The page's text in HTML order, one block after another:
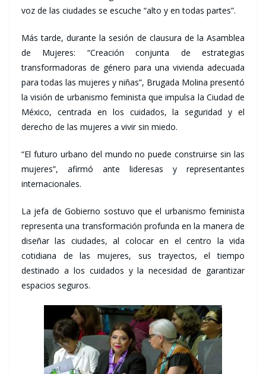
voz de las ciudades se escuche “alto y en todas partes”.
Más tarde, durante la sesión de clausura de la Asamblea
de Mujeres: “Creación conjunta de estrategias
transformadoras de género para una vivienda adecuada
para todas las mujeres y niñas”, Brugada Molina presentó
la visión de urbanismo feminista que impulsa la Ciudad de
México, centrada en los cuidados, la seguridad y el
derecho de las mujeres a vivir sin miedo.
“El futuro urbano del mundo no puede construirse sin las
mujeres”, afirmó ante lideresas y representantes
internacionales.
La jefa de Gobierno sostuvo que el urbanismo feminista
representa una transformación profunda en la manera de
diseñar las ciudades, al colocar en el centro la vida
cotidiana de las mujeres, sus trayectos, el tiempo
destinado a los cuidados y la necesidad de garantizar
espacios seguros.